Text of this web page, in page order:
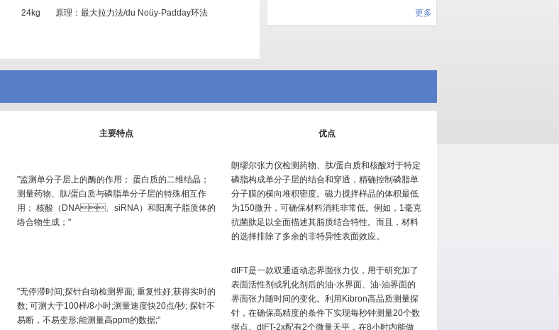
24kg 原理：最大拉力法/du Noüy-Padday环法
更多
主要特点 优点
"监测单分子层上的酶的作用； 蛋白质的二维结晶；
测量药物、肽/蛋白质与磷脂单分子层的特殊相互作
用； 核酸（DNA、siRNA）和阳离子脂质体的
络合物生成；"
朗缪尔张力仪检测药物、肽/蛋白质和核酸对于特定
磷脂构成单分子层的结合和穿透，精确控制磷脂单
分子膜的横向堆积密度。磁力搅拌样品的体积最低
为150微升，可确保材料消耗非常低。例如，1毫克
抗菌肽足以全面描述其脂质结合特性。而且，材料
的选择排除了多余的非特异性表面效应。
"无停滞时间;探针自动检测界面; 重复性好;获得实时的
数; 可测大于100样/8小时;测量速度快20点/秒; 探针不
易断，不易变形;能测量高ppm的数据;"
dIFT是一款双通道动态界面张力仪，用于研究加了
表面活性剂或乳化剂后的油-水界面、油-油界面的
界面张力随时间的变化。利用Kibron高品质测量探
针，在确保高精度的条件下实现每秒钟测量20个数
据点。dIFT-2x配有2个微量天平，在8小时内能做